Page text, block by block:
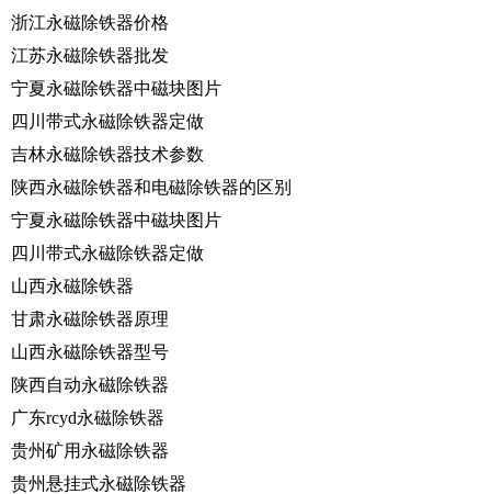
浙江永磁除铁器价格
江苏永磁除铁器批发
宁夏永磁除铁器中磁块图片
四川带式永磁除铁器定做
吉林永磁除铁器技术参数
陕西永磁除铁器和电磁除铁器的区别
宁夏永磁除铁器中磁块图片
四川带式永磁除铁器定做
山西永磁除铁器
甘肃永磁除铁器原理
山西永磁除铁器型号
陕西自动永磁除铁器
广东rcyd永磁除铁器
贵州矿用永磁除铁器
贵州悬挂式永磁除铁器